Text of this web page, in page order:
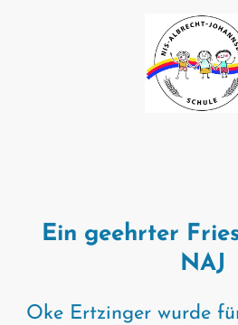
Ein geehrter
NAJ
Oke Ertzinger wurde